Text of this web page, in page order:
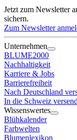
Jetzt zum Newsletter
sichern.
Zum Newsletter
Unternehmen
BLUME2000
Nachhaltigkeit
Karriere & Jobs
Barrierefreiheit
Nach Deutschland
In die Schweiz
Wissenswertes
Blühkalender
Farbwelten
Blumenlexikon